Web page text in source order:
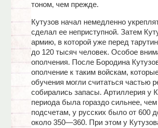
тоном, чем прежде.
Кутузов начал немедленно
сделал ее неприступной. Затем
армию, в которой уже перед
до 120 тысяч человек. Особое
ополчения. После Бородина
ополчение к таким войскам,
обучения могли считаться частью
собирались запасы. Артиллерия у
периода была гораздо сильнее,
подсчетам, у русских было от 600
около 350—360. При этом у